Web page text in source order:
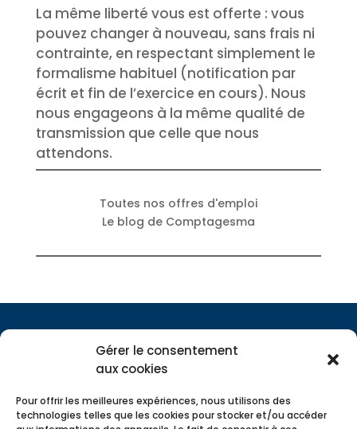
Gérer le consentement
aux cookies
Pour offrir les meilleures expériences, nous utilisons des
technologies telles que les cookies pour stocker et/ou accéder
La même liberté vous est offerte : vous
pouvez changer à nouveau, sans frais ni
contrainte, en respectant simplement le
formalisme habituel (notification par
écrit et fin de l’exercice en cours). Nous
nous engageons à la même qualité de
transmission que celle que nous
attendons.
Toutes nos offres d'emploi
Le blog de Comptagesma